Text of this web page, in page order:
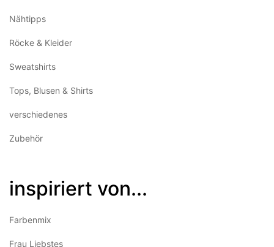
Nähtipps
Röcke & Kleider
Sweatshirts
Tops, Blusen & Shirts
verschiedenes
Zubehör
inspiriert von...
Farbenmix
Frau Liebstes